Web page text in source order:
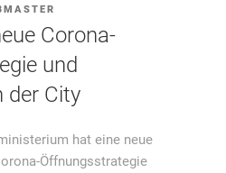
Corona-
und
der City
hat eine neue
Öffnungsstrategie